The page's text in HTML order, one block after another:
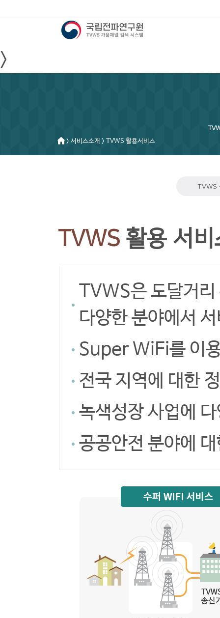
>
> 서비스소개 > TVWS 활용서비스
TVWS
TVWS 활용 서비
TVWS은 도달거리
다양한 분야에서
Super WiFi를 이
전국 지역에 대한
녹색성장 사업에
공공안전 분야에